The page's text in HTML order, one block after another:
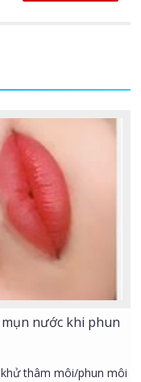
nước khi phun
thâm môi/phun môi